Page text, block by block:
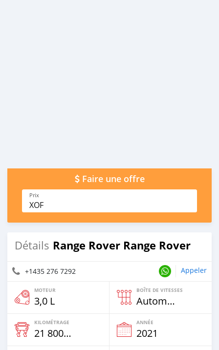
Faire une offre
Prix
XOF
Détails Range Rover Range Rover
+1435 276 7292 Appeler
MOTEUR
3,0 L
BOÎTE DE VITESSES
Automatique
KILOMÉTRAGE
21 800 Km
ANNÉE
2021